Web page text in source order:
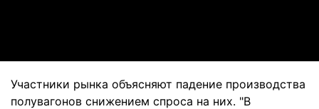
Участники рынка объясняют падение производства
полувагонов снижением спроса на них. "В